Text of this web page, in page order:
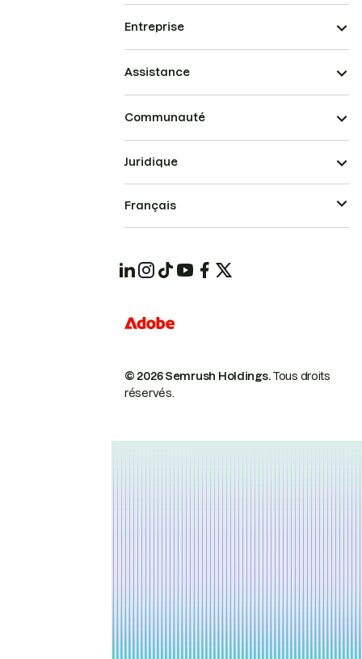
Entreprise
Assistance
Communauté
© 2026 Semrush Holdings.Tous droits
réservés.
Juridique
Français